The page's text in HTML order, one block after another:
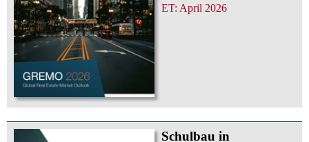
ET: April 2026
Schulbau in